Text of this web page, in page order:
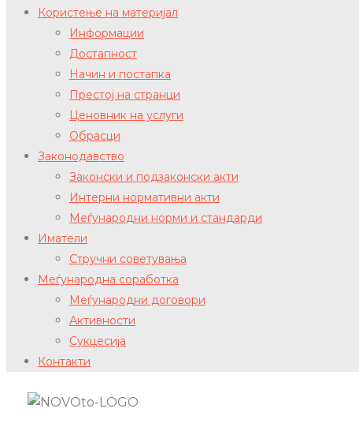
Користење на материјал
Информации
Достапност
Начин и постапка
Престој на странци
Ценовник на услуги
Обрасци
Законодавство
Законски и подзаконски акти
Интерни нормативни акти
Меѓународни норми и стандарди
Иматели
Стручни советувања
Меѓународна соработка
Меѓународни договори
Активности
Сукцесија
Контакти